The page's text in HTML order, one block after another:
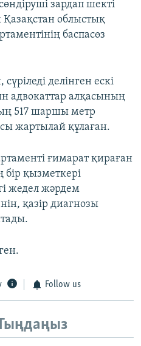
зардап шекті
Қазақстан облыстық
баспасөз
делінген ескі
адвокаттар алқасының
517 шаршы метр
жартылай құлаған.
ғимарат қираған
бір қызметкері
жедел жәрдем
қазір диагнозы
Follow us